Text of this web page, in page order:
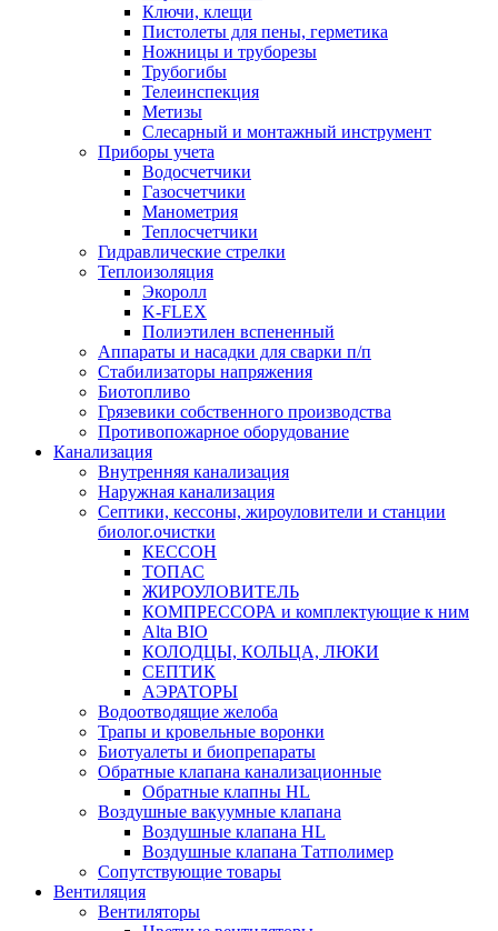
Ключи, клещи
Пистолеты для пены, герметика
Ножницы и труборезы
Трубогибы
Телеинспекция
Метизы
Слесарный и монтажный инструмент
Приборы учета
Водосчетчики
Газосчетчики
Манометрия
Теплосчетчики
Гидравлические стрелки
Теплоизоляция
Экоролл
K-FLEX
Полиэтилен вспененный
Аппараты и насадки для сварки п/п
Стабилизаторы напряжения
Биотопливо
Грязевики собственного производства
Противопожарное оборудование
Канализация
Внутренняя канализация
Наружная канализация
Септики, кессоны, жироуловители и станции
биолог.очистки
КЕССОН
ТОПАС
ЖИРОУЛОВИТЕЛЬ
КОМПРЕССОРА и комплектующие к ним
Alta BIO
КОЛОДЦЫ, КОЛЬЦА, ЛЮКИ
СЕПТИК
АЭРАТОРЫ
Водоотводящие желоба
Трапы и кровельные воронки
Биотуалеты и биопрепараты
Обратные клапана канализационные
Обратные клапны HL
Воздушные вакуумные клапана
Воздушные клапана HL
Воздушные клапана Татполимер
Сопутствующие товары
Вентиляция
Вентиляторы